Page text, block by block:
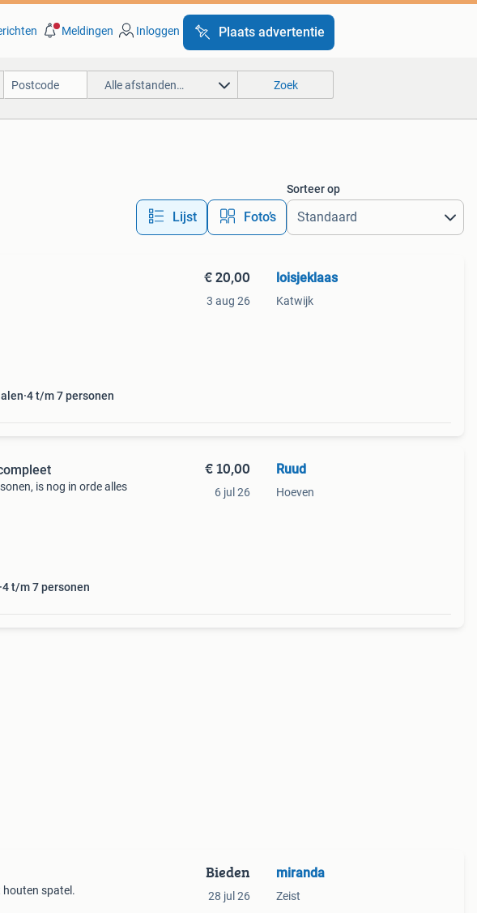
Meldingen Inloggen Plaats advertentie
Alle afstanden… Zoek
Lijst Foto’s
Sorteer op
4 t/m 7 personen
€ 20,00
3 aug 26
loisjeklaas
Katwijk
is nog in orde alles
4 t/m 7 personen
€ 10,00
6 jul 26
Ruud
Hoeven
houten spatel.
Bieden
28 jul 26
miranda
Zeist